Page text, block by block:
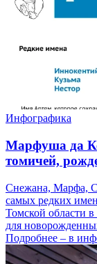
Инфографика
Марфуша да
томичей,
Снежана, Марфа,
самых редких
Томской области
для
Подробнее – в